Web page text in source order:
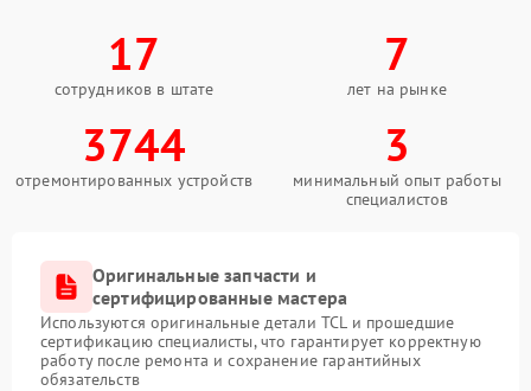
17
сотрудников в штате
7
лет на рынке
3744
отремонтированных устройств
3
минимальный опыт работы
специалистов
Оригинальные запчасти и
сертифицированные мастера
Используются оригинальные детали TCL и прошедшие
сертификацию специалисты, что гарантирует корректную
работу после ремонта и сохранение гарантийных
обязательств